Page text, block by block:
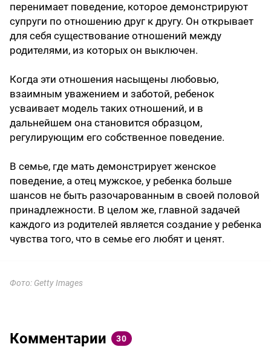
перенимает поведение, которое демонстрируют
супруги по отношению друг к другу. Он открывает
для себя существование отношений между
родителями, из которых он выключен.
Когда эти отношения насыщены любовью,
взаимным уважением и заботой, ребенок
усваивает модель таких отношений, и в
дальнейшем она становится образцом,
регулирующим его собственное поведение.
В семье, где мать демонстрирует женское
поведение, а отец мужское, у ребенка больше
шансов не быть разочарованным в своей половой
принадлежности. В целом же, главной задачей
каждого из родителей является создание у ребенка
чувства того, что в семье его любят и ценят.
Фото: Getty Images
Комментарии 30